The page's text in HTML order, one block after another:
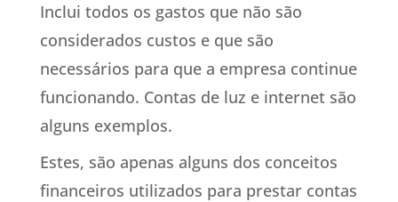
Inclui todos os gastos que não são
considerados custos e que são
necessários para que a empresa continue
funcionando. Contas de luz e internet são
alguns exemplos.
Estes, são apenas alguns dos conceitos
financeiros utilizados para prestar contas